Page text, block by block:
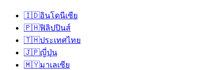
🇮🇩อินโดนีเซีย
🇵🇭ฟิลิปปินส์
🇹🇭ประเทศไทย
🇯🇵ญี่ปุ่น
🇲🇾มาเลเซีย